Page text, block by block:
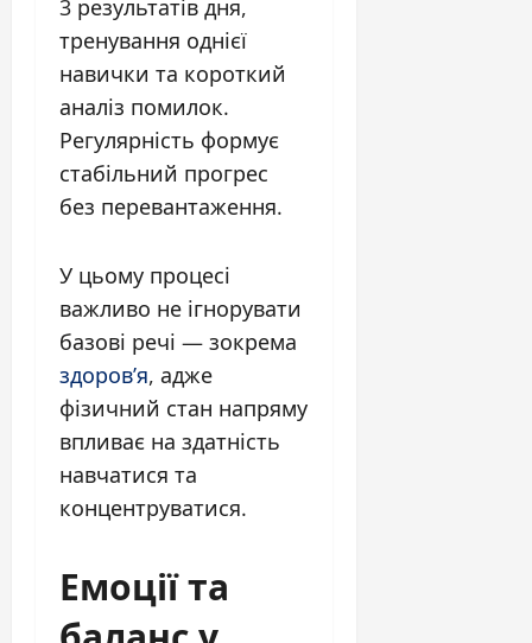
3 результатів дня,
тренування однієї
навички та короткий
аналіз помилок.
Регулярність формує
стабільний прогрес
без перевантаження.
У цьому процесі
важливо не ігнорувати
базові речі — зокрема
здоров’я, адже
фізичний стан напряму
впливає на здатність
навчатися та
концентруватися.
Емоції та